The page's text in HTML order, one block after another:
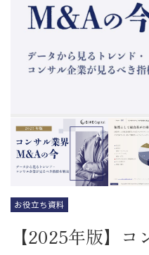
お役立ち資料
【2025年版】